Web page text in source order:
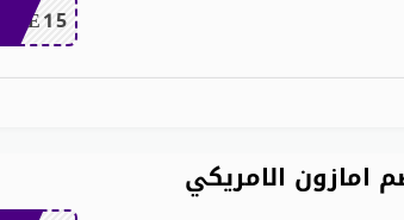
SAVE15
امازون الامريكي